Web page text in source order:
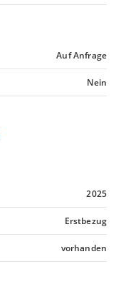
Auf Anfrage
Nein
2025
Erstbezug
vorhanden